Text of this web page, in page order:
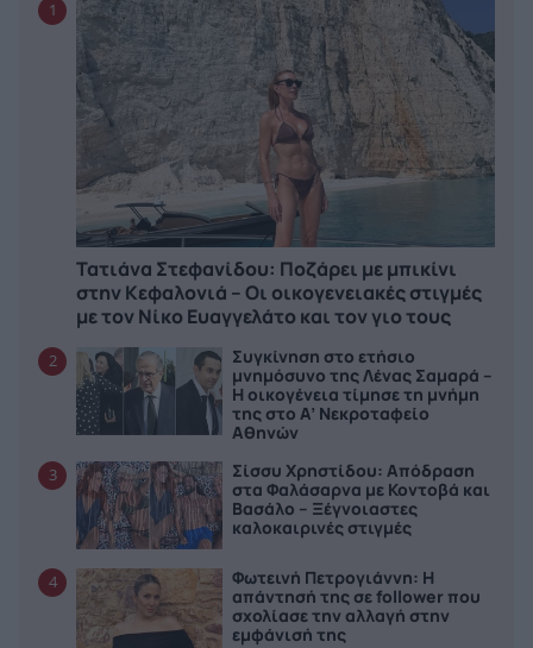
1
Τατιάνα Στεφανίδου: Ποζάρει με μπικίνι
στην Κεφαλονιά – Οι οικογενειακές στιγμές
με τον Νίκο Ευαγγελάτο και τον γιο τους
2
Συγκίνηση στο ετήσιο
μνημόσυνο της Λένας Σαμαρά –
Η οικογένεια τίμησε τη μνήμη
της στο Α’ Νεκροταφείο
Αθηνών
3
Σίσσυ Χρηστίδου: Απόδραση
στα Φαλάσαρνα με Κοντοβά και
Βασάλο – Ξέγνοιαστες
καλοκαιρινές στιγμές
4
Φωτεινή Πετρογιάννη: Η
απάντησή της σε follower που
σχολίασε την αλλαγή στην
εμφάνισή της